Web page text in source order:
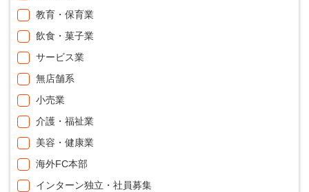
教育・保育業
飲食・菓子業
サービス業
無店舗系
小売業
介護・福祉業
美容・健康業
海外FC本部
インターン独立・社員募集